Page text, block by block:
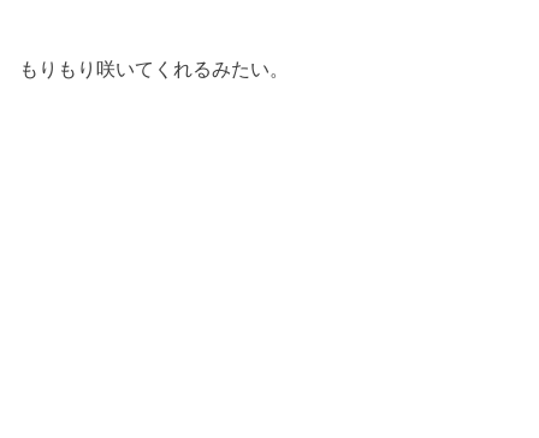
もりもり咲いてくれるみたい。